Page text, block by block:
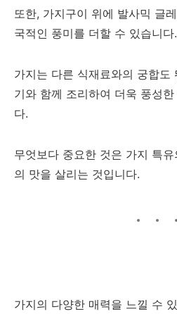
또한, 가지구이 위에 발사믹 글
국적인 풍미를 더할 수 있습니다.
가지는 다른 식재료와의 궁합도
기와 함께 조리하여 더욱 풍성
다.
무엇보다 중요한 것은 가지 특
의 맛을 살리는 것입니다.
가지의 다양한 매력을 느낄 수